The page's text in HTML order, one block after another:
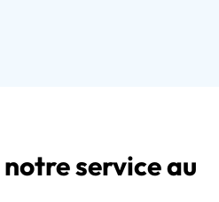
service au